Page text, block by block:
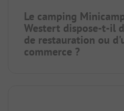
Le camping
Westert dispose-t-il
de restauration ou
commerce ?